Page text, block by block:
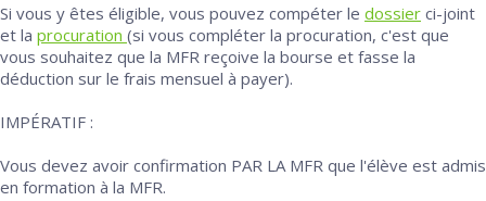
Si vous y êtes éligible, vous pouvez compéter le dossier ci-joint
et la procuration (si vous compléter la procuration, c'est que
vous souhaitez que la MFR reçoive la bourse et fasse la
déduction sur le frais mensuel à payer).
IMPÉRATIF :
Vous devez avoir confirmation PAR LA MFR que l'élève est admis
en formation à la MFR.